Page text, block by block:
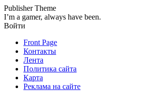
Publisher Theme
I’m a gamer, always have been.
Войти
Front Page
Контакты
Лента
Политика сайта
Карта
Реклама на сайте